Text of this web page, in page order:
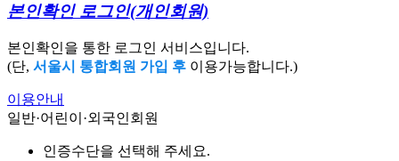
본인확인 로그인(개인회원)
본인확인을 통한 로그인 서비스입니다.
(단, 서울시 통합회원 가입 후 이용가능합니다.)
이용안내
일반·어린이·외국인회원
인증수단을 선택해 주세요.